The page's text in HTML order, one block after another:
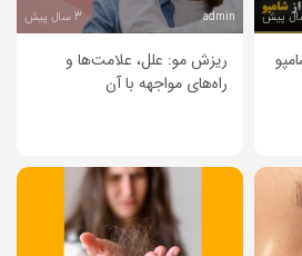
admin 3 سال پیش
ریزش مو: علل، علامت‌ها و
راه‌های مواجهه با آن